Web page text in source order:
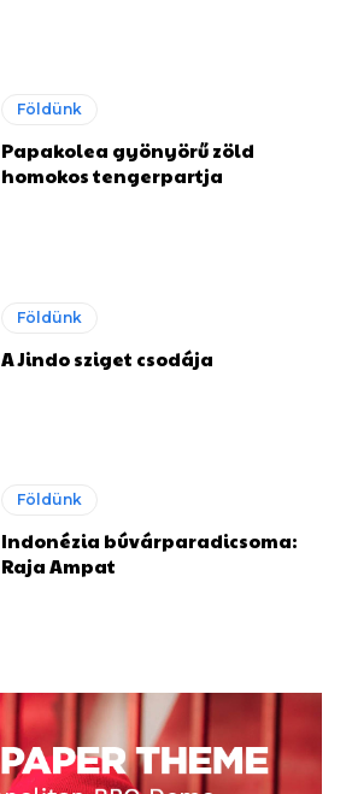
Földünk
Papakolea gyönyörű zöld
homokos tengerpartja
Földünk
A Jindo sziget csodája
Földünk
Indonézia búvárparadicsoma:
Raja Ampat